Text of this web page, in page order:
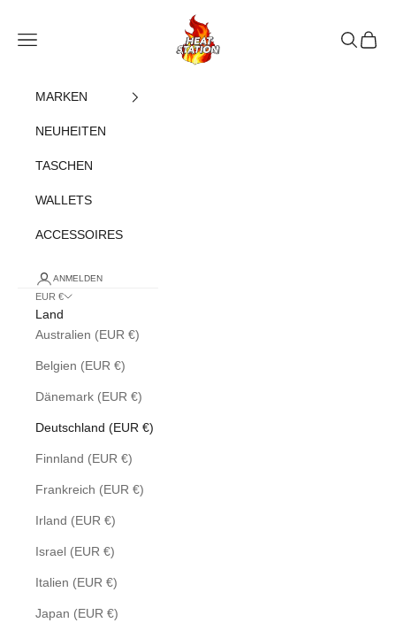
heatstation
Navigationsmenü öffnen
Suche
MARKEN
NEUHEITEN
TASCHEN
WALLETS
ACCESSOIRES
ANMELDEN
EUR €
Land
Australien (EUR €)
Belgien (EUR €)
Dänemark (EUR €)
Deutschland (EUR €)
Finnland (EUR €)
Frankreich (EUR €)
Irland (EUR €)
Israel (EUR €)
Italien (EUR €)
Japan (EUR €)